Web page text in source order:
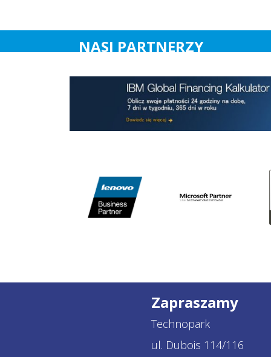
NASI PARTNERZY
Zapraszamy
Technopark
ul. Dubois 114/116